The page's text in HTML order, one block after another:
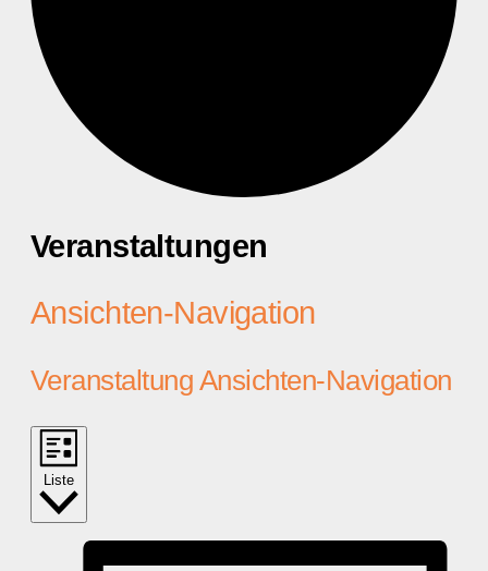
Veranstaltungen
Ansichten-Navigation
Veranstaltung Ansichten-Navigation
Liste